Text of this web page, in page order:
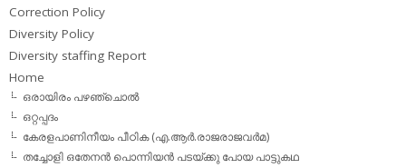
Correction Policy
Diversity Policy
Diversity staffing Report
Home
ഒരായിരം പഴഞ്ചൊല്‍
ഒറ്റപ്പദം
കേരളപാണിനീയം പീഠിക (എ.ആര്‍.രാജരാജവര്‍മ)
തച്ചോളി ഒതേനൻ പൊന്നിയൻ പടയ്‌ക്കു പോയ പാട്ടുകഥ